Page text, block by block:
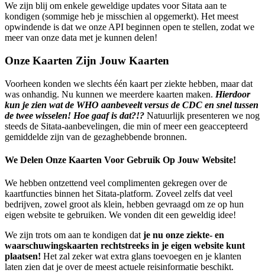
We zijn blij om enkele geweldige updates voor Sitata aan te
kondigen (sommige heb je misschien al opgemerkt). Het meest
opwindende is dat we onze API beginnen open te stellen, zodat we
meer van onze data met je kunnen delen!
Onze Kaarten Zijn Jouw Kaarten
Voorheen konden we slechts één kaart per ziekte hebben, maar dat
was onhandig. Nu kunnen we meerdere kaarten maken. Hierdoor
kun je zien wat de WHO aanbeveelt versus de CDC en snel tussen
de twee wisselen! Hoe gaaf is dat?!? Natuurlijk presenteren we nog
steeds de Sitata-aanbevelingen, die min of meer een geaccepteerd
gemiddelde zijn van de gezaghebbende bronnen.
We Delen Onze Kaarten Voor Gebruik Op Jouw Website!
We hebben ontzettend veel complimenten gekregen over de
kaartfuncties binnen het Sitata-platform. Zoveel zelfs dat veel
bedrijven, zowel groot als klein, hebben gevraagd om ze op hun
eigen website te gebruiken. We vonden dit een geweldig idee!
We zijn trots om aan te kondigen dat je nu onze ziekte- en
waarschuwingskaarten rechtstreeks in je eigen website kunt
plaatsen! Het zal zeker wat extra glans toevoegen en je klanten
laten zien dat je over de meest actuele reisinformatie beschikt.